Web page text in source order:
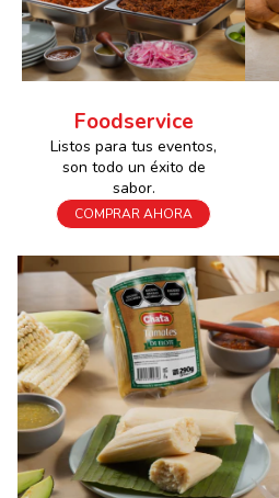
Foodservice
Listos para tus eventos,
son todo un éxito de
sabor.
COMPRAR AHORA